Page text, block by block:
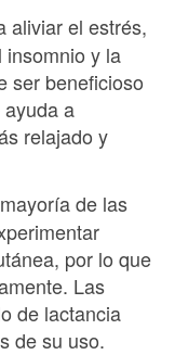
aliviar el estrés,
insomnio y la
ser beneficioso
a
relajado y
de las
por lo que
Las
de lactancia
de su uso.